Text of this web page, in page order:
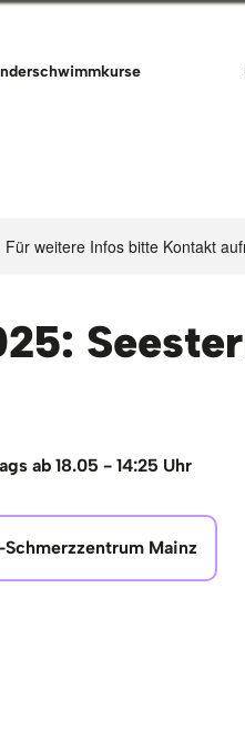
weitere Infos bitte Kontakt
ab 18.05 - 14:25 Uhr
Schmerzzentrum Mainz